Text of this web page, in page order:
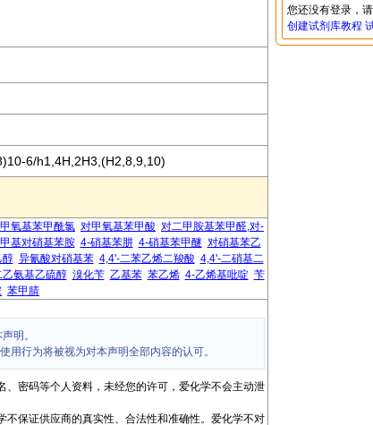
6/h1,4H,2H3,(H2,8,9,10)
氧基苯甲酰氯 对甲氧基苯甲酸 对二甲胺基苯甲醛,对-
基对硝基苯胺 4-硝基苯肼 4-硝基苯甲醚 对硝基苯乙
醇 异氰酸对硝基苯 4,4'-二苯乙烯二羧酸 4,4'-二硝基二
乙氨基乙硫醇 溴化苄 乙基苯 苯乙烯 4-乙烯基吡啶 苄
苯甲腈
明。
用行为将被视为对本声明全部内容的认可。
密码等个人资料，未经您的许可，爱化学不会主动泄
保证供应商的真实性、合法性和准确性。爱化学不对
您还没有登录，
创建试剂库教程